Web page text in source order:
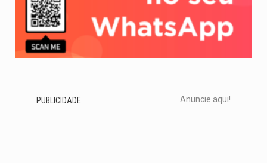
PUBLICIDADE Anuncie aqui!